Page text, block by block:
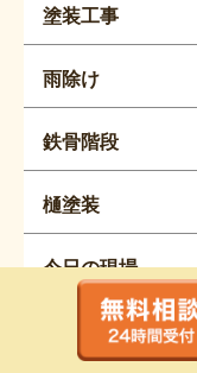
塗装工事
雨除け
鉄骨階段
樋塗装
今日の現場
大家さん